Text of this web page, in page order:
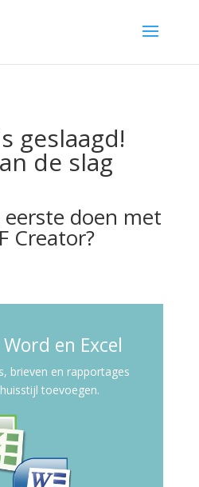
geslaagd!
de slag
doen met
Creator?
en Excel
brieven en rapportages
toevoegen.